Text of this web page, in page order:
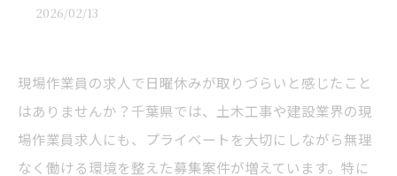
2026/02/13
現場作業員の求人で日曜休みが取りづらいと感じたこと
はありませんか？千葉県では、土木工事や建設業界の現
場作業員求人にも、プライベートを大切にしながら無理
なく働ける環境を整えた募集案件が増えています。特に